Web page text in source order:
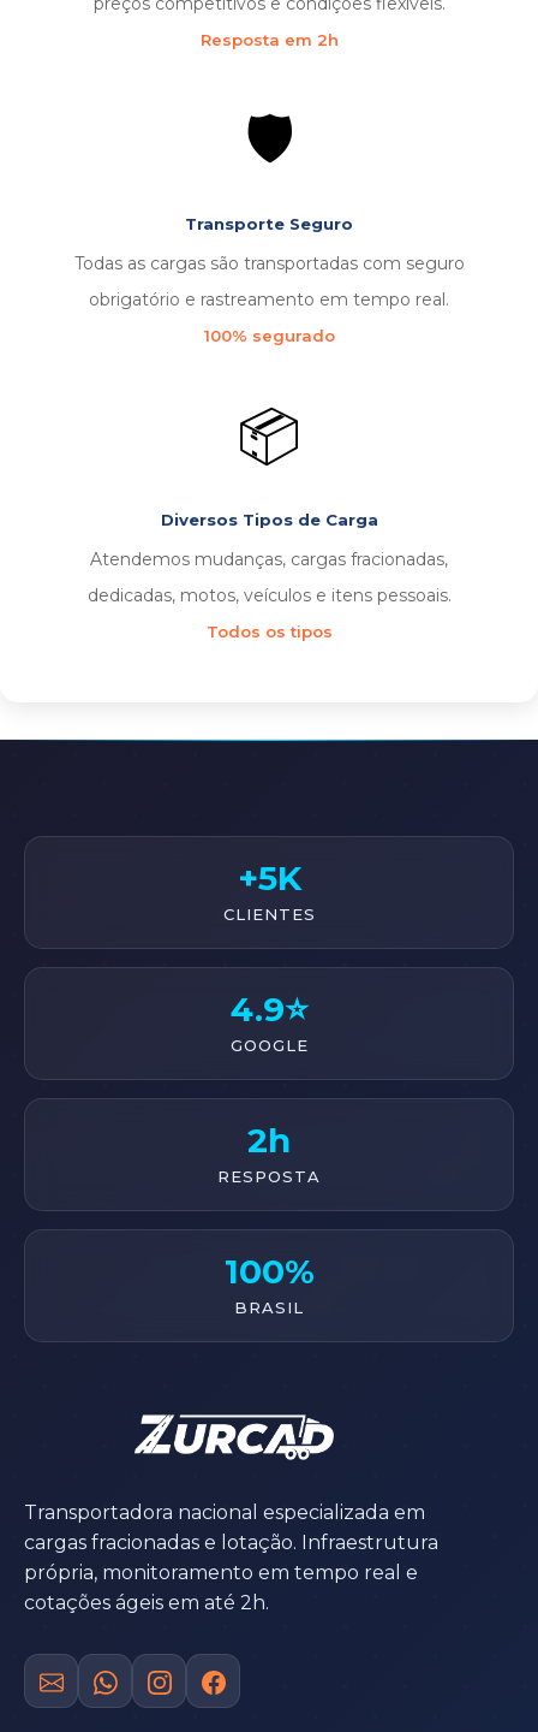
Resposta em 2h
🛡️
Transporte Seguro
Todas as cargas são transportadas com seguro
obrigatório e rastreamento em tempo real.
100% segurado
📦
Diversos Tipos de Carga
Atendemos mudanças, cargas fracionadas,
dedicadas, motos, veículos e itens pessoais.
Todos os tipos
+5K
CLIENTES
4.9⭐
GOOGLE
2h
RESPOSTA
100%
BRASIL
Transportadora nacional especializada em
cargas fracionadas e lotação. Infraestrutura
própria, monitoramento em tempo real e
cotações ágeis em até 2h.